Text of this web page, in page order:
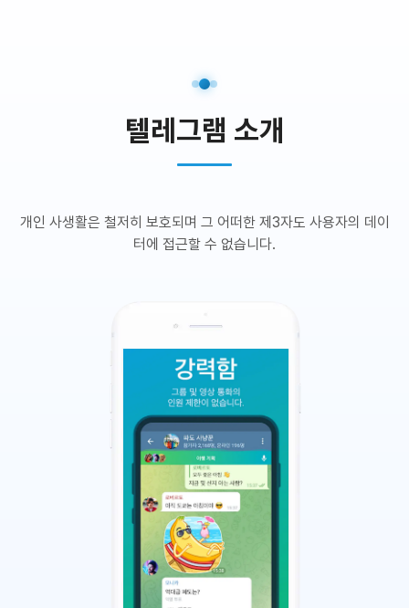
텔레그램 소개
개인 사생활은 철저히 보호되며 그 어떠한 제3자도 사용자의 데이
터에 접근할 수 없습니다.